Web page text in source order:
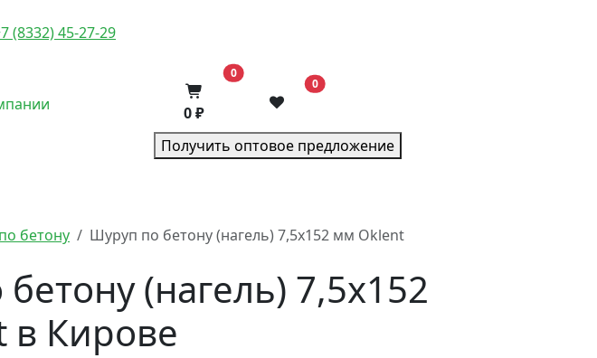
(8332) 45-27-29
0В корзину
0 ₽
0
Получить оптовое предложение
бетону Шуруп по бетону (нагель) 7,5x152 мм Oklent
(нагель) 7,5x152
Кирове